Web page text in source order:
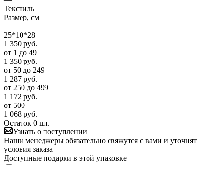
Текстиль
Размер, см
—
25*10*28
1 350 руб.
от 1 до 49
1 350 руб.
от 50 до 249
1 287 руб.
от 250 до 499
1 172 руб.
от 500
1 068 руб.
Остаток 0 шт.
Узнать о поступлении
Наши менеджеры обязательно свяжутся с вами и уточнят
условия заказа
Доступные подарки в этой упаковке